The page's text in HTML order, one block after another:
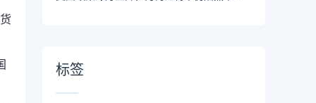
标签